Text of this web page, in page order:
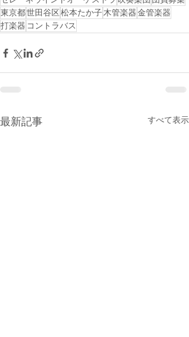
東京都世田谷区松本たか子木管楽器金管楽器
打楽器 コントラバス
最新記事 すべて表示